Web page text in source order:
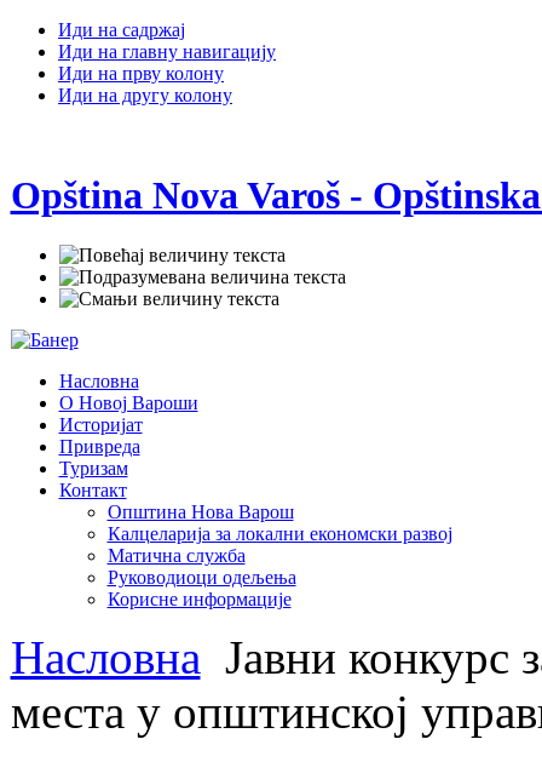
Иди на садржај
Иди на главну навигацију
Иди на прву колону
Иди на другу колону
Opština Nova Varoš -
Насловна
О Новој Вароши
Историјат
Привреда
Туризам
Контакт
Општина Нова Варош
Калцеларија за локални економски развој
Матична служба
Руководиоци одељења
Корисне информације
Насловна Јавни конкурс
места у општинској